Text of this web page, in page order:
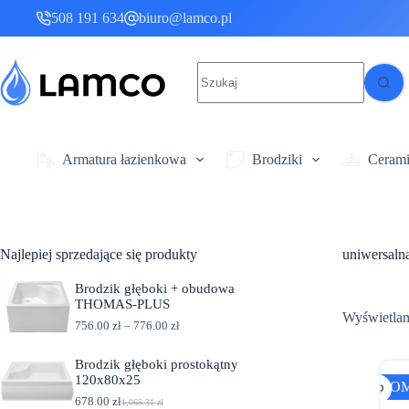
treści
508 191 634 biuro@lamco.pl
wyników
Armatura łazienkowa Brodziki
Najlepiej sprzedające się produkty
Brodzik głęboki + obudowa
THOMAS-PLUS
756.00 zł – 776.00 złZ
r
Brodzik głęboki prostokątny
120x80x25
1,065.31zł
678.00 zł